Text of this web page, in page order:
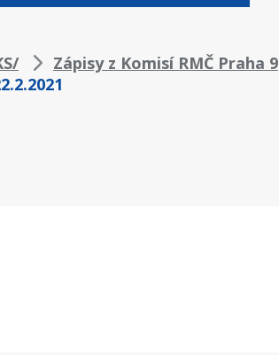
Zápisy z Komisí RMČ Praha 9